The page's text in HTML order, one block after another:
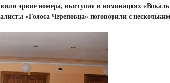
яркие номера, выступая в номинациях
«Голоса Череповца» поговорили с